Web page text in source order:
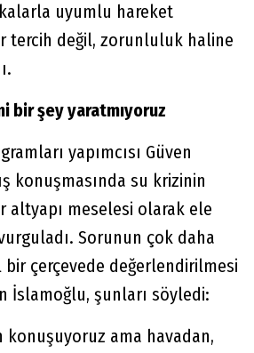
uyumlu hareket
tercih değil, zorunluluk haline
bir şey yaratmıyoruz
yapımcısı Güven
konuşmasında su krizinin
altyapı meselesi olarak ele
Sorunun çok daha
çerçevede değerlendirilmesi
İslamoğlu, şunları söyledi:
konuşuyoruz ama havadan,